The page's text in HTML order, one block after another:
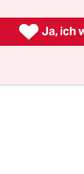
 Ja, ich